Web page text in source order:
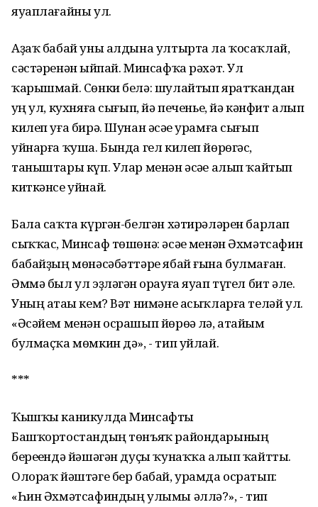
яуаплағайны ул.
Аҙаҡ бабай уны алдына ултырта ла ҡосаҡлай,
сәстәренән һыйпай. Минсафҡа рәхәт. Ул
ҡарышмай. Сөнки белә: шулайтып яратҡандан
һуң ул, кухняға сығып, йә печенье, йә кәнфит алып
килеп уға бирә. Шунан әсәһе урамға сығып
уйнарға ҡуша. Бында гел килеп йөрөгәс,
таныштары күп. Улар менән әсәһе алып ҡайтып
киткәнсе уйнай.
Бала саҡта күргән-белгән хәтирәләрен барлап
сыҡҡас, Минсаф төшөнә: әсәһе менән Әхмәтсафин
бабайҙың мөнәсәбәттәре ябай ғына булмаған.
Әммә был ул эҙләгән һорауға яуап түгел бит әле.
Уның атаһы кем? Вәт нимәне асыҡларға теләй ул.
«Әсәйем менән осрашып йөрөһә лә, атайым
булмаҫҡа мөмкин дә», - тип уйлай.
***
Ҡышҡы каникулда Минсафты
Башҡортостандың төнъяҡ райондарының
береһендә йәшәгән дуҫы ҡунаҡҡа алып ҡайтты.
Олораҡ йәштәге бер бабай, урамда осратып:
«Һин Әхмәтсафиндың улымы әллә?», - тип